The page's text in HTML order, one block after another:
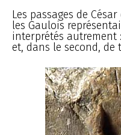
Les passages de
les Gaulois
interprétés autrement
et, dans le second, de